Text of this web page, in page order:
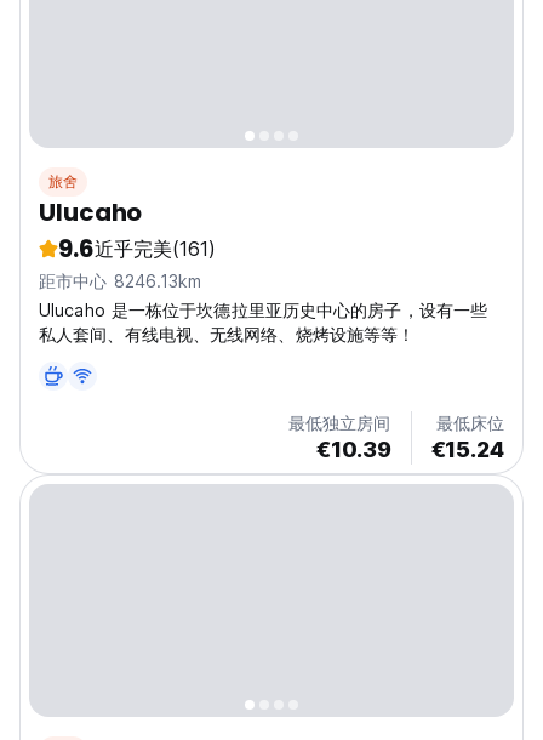
旅舍
Ulucaho
9.6近乎完美(161)
距市中心 8246.13km
Ulucaho 是一栋位于坎德拉里亚历史中心的房子，设有一些
私人套间、有线电视、无线网络、烧烤设施等等！
最低独立房间
€10.39
最低床位
€15.24